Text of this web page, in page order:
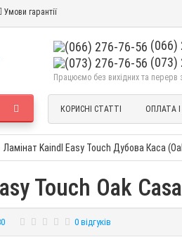
Умови гарантії
(066)
(073)
Працюємо без вихідних та перерв
КОРИСНІ СТАТТІ ОПЛАТА
Ламінат Kaindl Easy Touch Дубова Каса
Touch Oak
0 відгуків